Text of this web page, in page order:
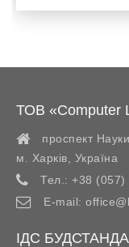
ТОВ «Computer
проспект
м. Харків
Україна
Тел.: +38 (057)
E-mail:
ІДС